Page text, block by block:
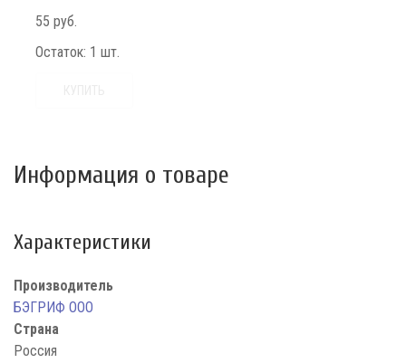
55 руб.
Остаток: 1 шт.
Информация о товаре
Характеристики
Производитель
БЭГРИФ ООО
Страна
Россия